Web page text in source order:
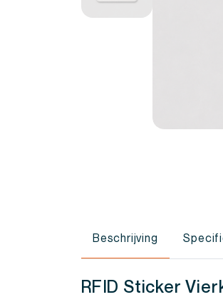
Beschrijving
RFID Sticker